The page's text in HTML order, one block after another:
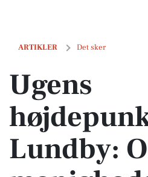
ARTIKLER Det sker
Ugens højdepunkter i Lundby:
Ugens
Lundby: